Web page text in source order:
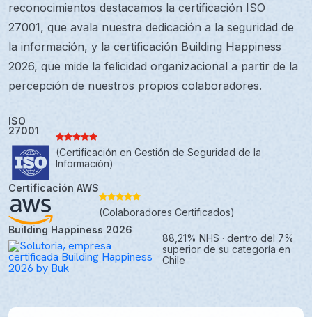
reconocimientos destacamos la certificación ISO
27001, que avala nuestra dedicación a la seguridad de
la información, y la certificación Building Happiness
2026, que mide la felicidad organizacional a partir de la
percepción de nuestros propios colaboradores.
ISO
27001
(Certificación en Gestión de Seguridad de la
Información)
Certificación AWS
(Colaboradores Certificados)
Building Happiness 2026
88,21% NHS · dentro del 7%
superior de su categoría en
Chile